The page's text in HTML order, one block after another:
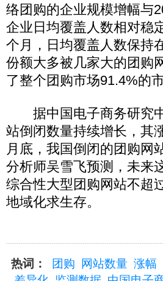
络团购的企业规模增幅与
企业日均覆盖人数相对稳
个月，日均覆盖人数保持
份额大多被几家大的团购
了整个团购市场91.4%的
据中国电子商务研究中
站倒闭数量持续增长，其
月底，我国倒闭的团购网
分析师吴雪飞预测，未来
综合性大型团购网站不超
地域化求生存。
热词： 团购 网站数量 涨幅